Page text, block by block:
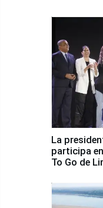
La
participa
To Go de